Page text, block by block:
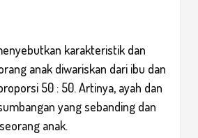
karakteristik dan
anak diwariskan dari ibu dan
50 : 50. Artinya, ayah dan
yang sebanding dan
anak.